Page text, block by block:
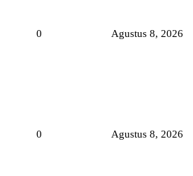
0 Agustus 8, 2026
0 Agustus 8, 2026